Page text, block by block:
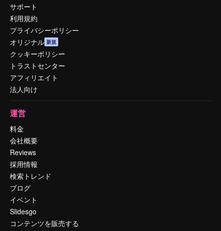
サポート
利用規約
プライバシーポリシー
オリジナル 新規
クッキーポリシー
トラストセンター
アフィリエイト
法人向け
運営
料金
会社概要
Reviews
採用情報
検索トレンド
ブログ
イベント
Slidesgo
コンテンツを販売する